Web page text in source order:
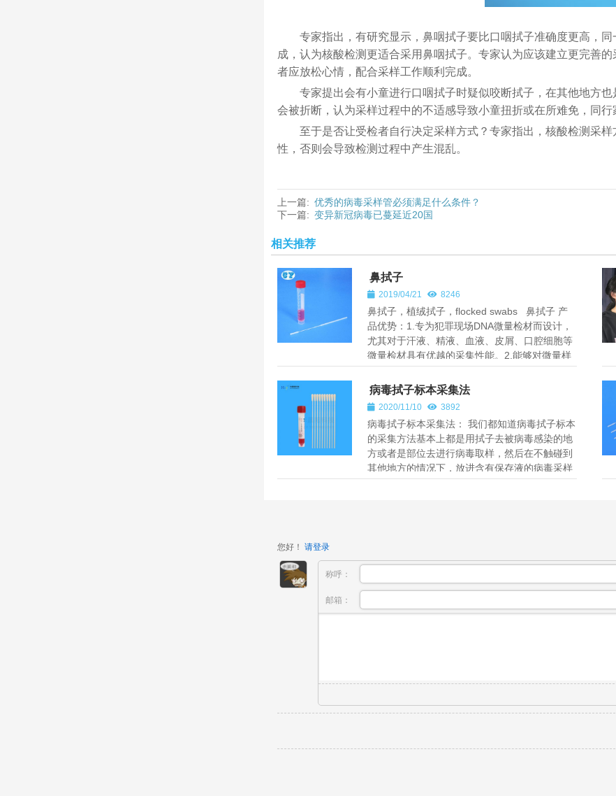
专家指出，有研究显示，鼻咽拭子要比口咽拭子准确度更高，
成，认为核酸检测更适合采用鼻咽拭子。专家认为应该建立更完善
者应放松心情，配合采样工作顺利完成。
专家提出会有小童进行口咽拭子时疑似咬断拭子，在其他地方
会被折断，认为采样过程中的不适感导致小童扭折或在所难免，同行
至于是否让受检者自行决定采样方式？专家指出，核酸检测采
性，否则会导致检测过程中产生混乱。
上一篇: 优秀的病毒采样管必须满足什么条件？
下一篇: 变异新冠病毒已蔓延近20国
相关推荐
鼻拭子
2019/04/21 8246
鼻拭子，植绒拭子，flocked swabs 鼻拭子 产
品优势：1.专为犯罪现场DNA微量检材而设计，
尤其对于汗液、精液、血液、皮屑、口腔细胞等
微量检材具有优越的采集性能。2.能够对微量样
本快速吸附，释...
病毒拭子标本采集法
2020/11/10 3892
病毒拭子标本采集法： 我们都知道病毒拭子标本
的采集方法基本上都是用拭子去被病毒感染的地
方或者是部位去进行病毒取样，然后在不触碰到
其他地方的情况下，放进含有保存液的病毒采样
管里面，以便后续做病毒检...
您好！ 请登录
称呼：
邮箱：